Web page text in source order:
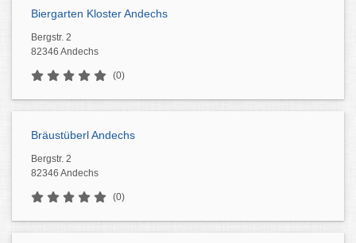
Biergarten Kloster Andechs
Bergstr. 2
82346 Andechs
(0)
Bräustüberl Andechs
Bergstr. 2
82346 Andechs
(0)